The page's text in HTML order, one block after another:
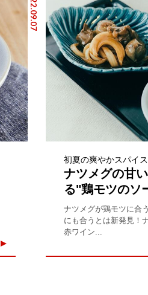
2022.09.07
初夏の爽やかスパイ
ナツメグの甘
る"鶏モツのソ
ナツメグが鶏モツに合
にも合うとは新発見！
赤ワイン...